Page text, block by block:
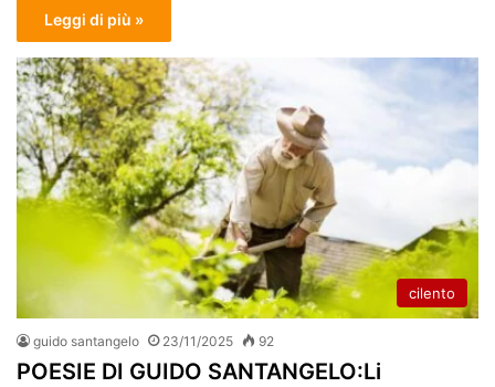
Leggi di più »
cilento
guido santangelo 23/11/2025 92
POESIE DI GUIDO SANTANGELO:Li